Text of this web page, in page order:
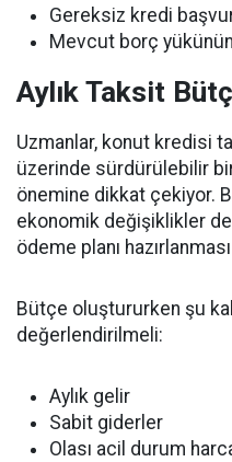
Gereksiz kredi
Mevcut borç
Aylık Taksit
Uzmanlar, konut kredisi
üzerinde sürdürülebilir
önemine dikkat çekiyor.
ekonomik değişiklikler
ödeme planı
Bütçe oluştururken şu
değerlendirilmeli:
Aylık gelir
Sabit giderler
Olası acil durum